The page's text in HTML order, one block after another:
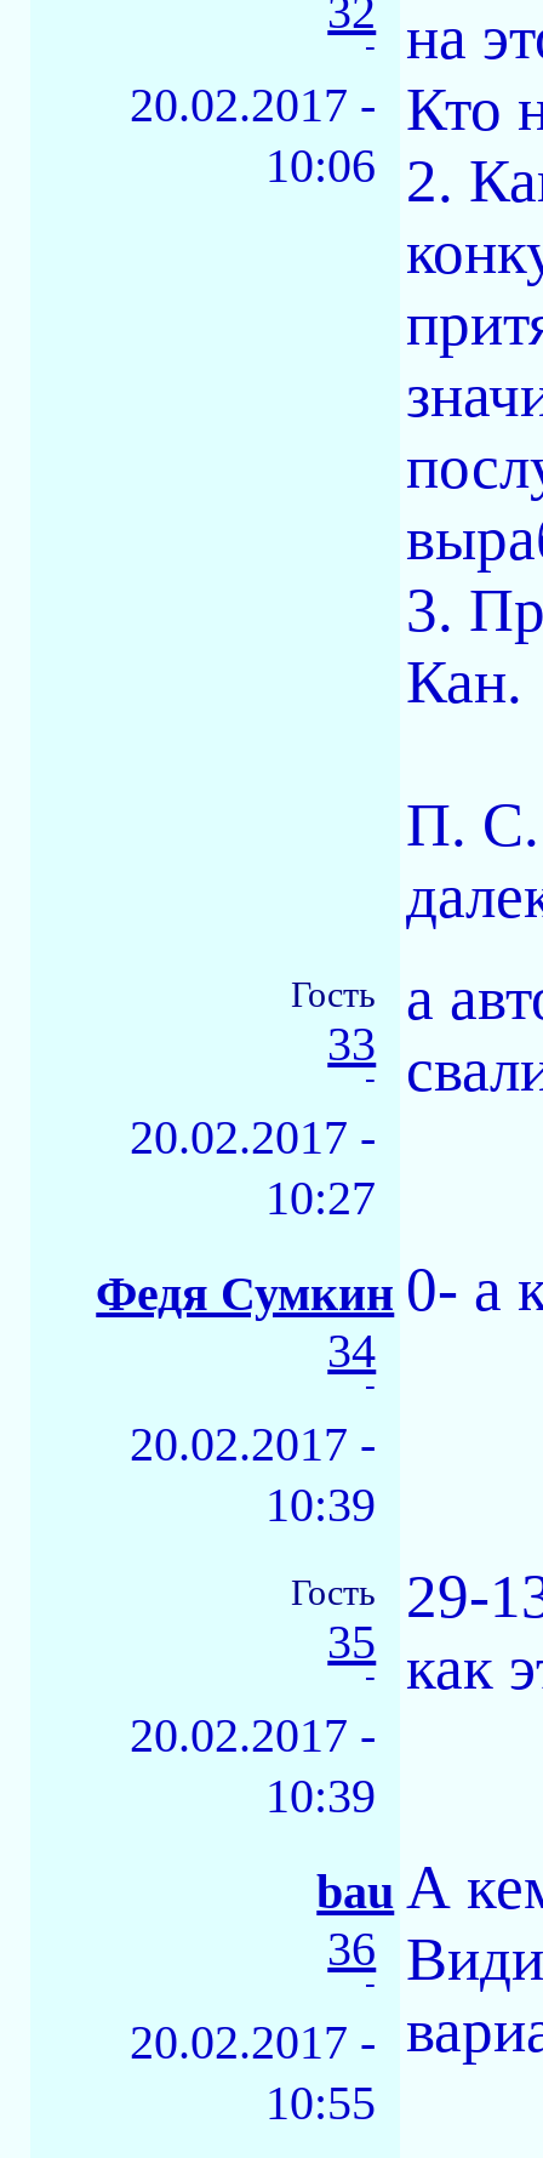
32
-
20.02.2017 -
10:06
на
Кто
2.
3.
Кан.
П. С.
Гость
33
-
20.02.2017 -
10:27
а
Федя Сумкин
34
-
20.02.2017 -
10:39
0- а
Гость
35
-
20.02.2017 -
10:39
29-
как
bau
36
-
20.02.2017 -
10:55
А